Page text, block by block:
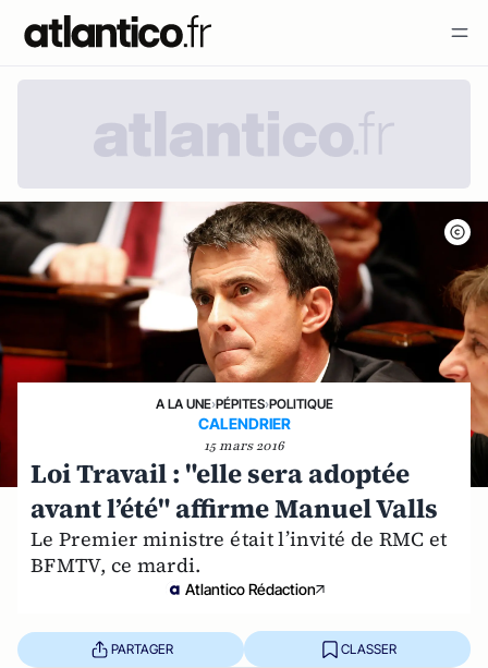
A LA UNE›PÉPITES›POLITIQUE
CALENDRIER
15 mars 2016
Loi Travail : "elle sera adoptée
avant l’été" affirme Manuel Valls
Le Premier ministre était l’invité de RMC et
BFMTV, ce mardi.
Atlantico Rédaction
PARTAGER CLASSER